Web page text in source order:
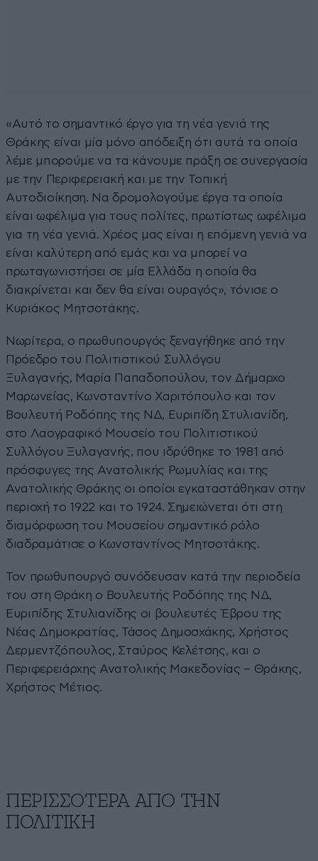
«Αυτό το σημαντικό έργο για τη νέα γενιά της
Θράκης είναι μία μόνο απόδειξη ότι αυτά τα οποία
λέμε μπορούμε να τα κάνουμε πράξη σε συνεργασία
με την Περιφερειακή και με την Τοπική
Αυτοδιοίκηση. Να δρομολογούμε έργα τα οποία
είναι ωφέλιμα για τους πολίτες, πρωτίστως ωφέλιμα
για τη νέα γενιά. Χρέος μας είναι η επόμενη γενιά να
είναι καλύτερη από εμάς και να μπορεί να
πρωταγωνιστήσει σε μία Ελλάδα η οποία θα
διακρίνεται και δεν θα είναι ουραγός», τόνισε ο
Κυριάκος Μητσοτάκης.
Νωρίτερα, ο πρωθυπουργός ξεναγήθηκε από την
Πρόεδρο του Πολιτιστικού Συλλόγου
Ξυλαγανής, Μαρία Παπαδοπούλου, τον Δήμαρχο
Μαρωνείας, Κωνσταντίνο Χαριτόπουλο και τον
Βουλευτή Ροδόπης της ΝΔ, Ευριπίδη Στυλιανίδη,
στο Λαογραφικό Μουσείο του Πολιτιστικού
Συλλόγου Ξυλαγανής, που ιδρύθηκε το 1981 από
πρόσφυγες της Ανατολικής Ρωμυλίας και της
Ανατολικής Θράκης οι οποίοι εγκαταστάθηκαν στην
περιοχή το 1922 και το 1924. Σημειώνεται ότι στη
διαμόρφωση του Μουσείου σημαντικό ρόλο
διαδραμάτισε ο Κωνσταντίνος Μητσοτάκης.
Τον πρωθυπουργό συνόδευσαν κατά την περιοδεία
του στη Θράκη ο Βουλευτής Ροδόπης της ΝΔ,
Ευριπίδης Στυλιανίδης οι βουλευτές Έβρου της
Νέας Δημοκρατίας, Τάσος Δημοσχάκης, Χρήστος
Δερμεντζόπουλος, Σταύρος Κελέτσης, και ο
Περιφερειάρχης Ανατολικής Μακεδονίας – Θράκης,
Χρήστος Μέτιος.
ΠΕΡΙΣΣΟΤΕΡΑ ΑΠΟ ΤΗΝ
ΠΟΛΙΤΙΚΗ